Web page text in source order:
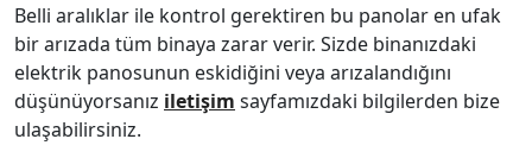
Belli aralıklar ile kontrol gerektiren bu panolar en ufak
bir arızada tüm binaya zarar verir. Sizde binanızdaki
elektrik panosunun eskidiğini veya arızalandığını
düşünüyorsanız iletişim sayfamızdaki bilgilerden bize
ulaşabilirsiniz.